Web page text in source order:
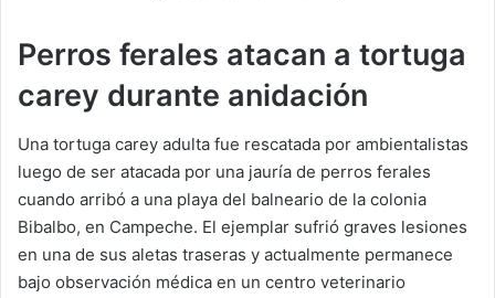
Perros ferales atacan a tortuga
carey durante anidación
Una tortuga carey adulta fue rescatada por ambientalistas
luego de ser atacada por una jauría de perros ferales
cuando arribó a una playa del balneario de la colonia
Bibalbo, en Campeche. El ejemplar sufrió graves lesiones
en una de sus aletas traseras y actualmente permanece
bajo observación médica en un centro veterinario